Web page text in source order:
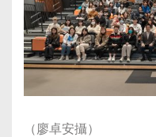
（廖卓安攝）